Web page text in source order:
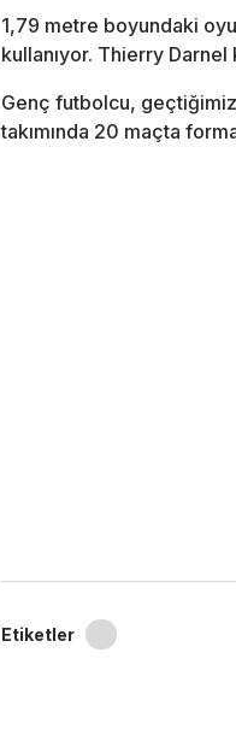
1,79 metre boyundaki
kullanıyor. Thierry
Genç futbolcu, geçtiğimiz
takımında 20 maçta
Etiketler